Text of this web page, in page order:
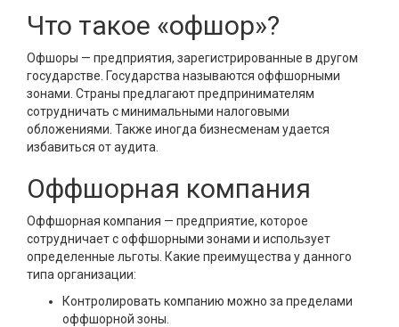
Что такое «офшор»?
Офшоры — предприятия, зарегистрированные в другом
государстве. Государства называются оффшорными
зонами. Страны предлагают предпринимателям
сотрудничать с минимальными налоговыми
обложениями. Также иногда бизнесменам удается
избавиться от аудита.
Оффшорная компания
Оффшорная компания — предприятие, которое
сотрудничает с оффшорными зонами и использует
определенные льготы. Какие преимущества у данного
типа организации:
Контролировать компанию можно за пределами
оффшорной зоны.